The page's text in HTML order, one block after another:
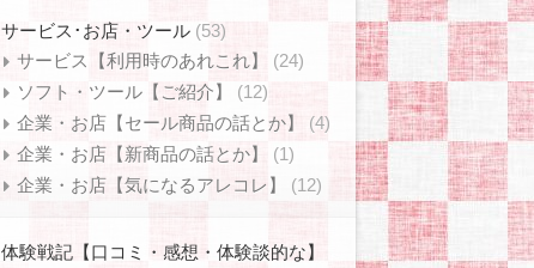
サービス･お店・ツール (53)
サービス【利用時のあれこれ】
(24)
ソフト・ツール【ご紹介】
(12)
企業・お店【セール商品の話とか】
(4)
企業・お店【新商品の話とか】
(1)
企業・お店【気になるアレコレ】
(12)
体験戦記【口コミ・感想・体験談的な】